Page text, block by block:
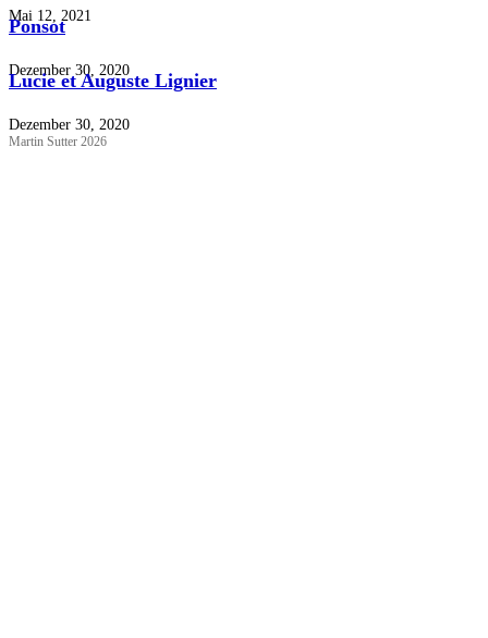
Mai 12, 2021
Ponsot
Dezember 30, 2020
Lucie et Auguste Lignier
Dezember 30, 2020
Martin Sutter 2026